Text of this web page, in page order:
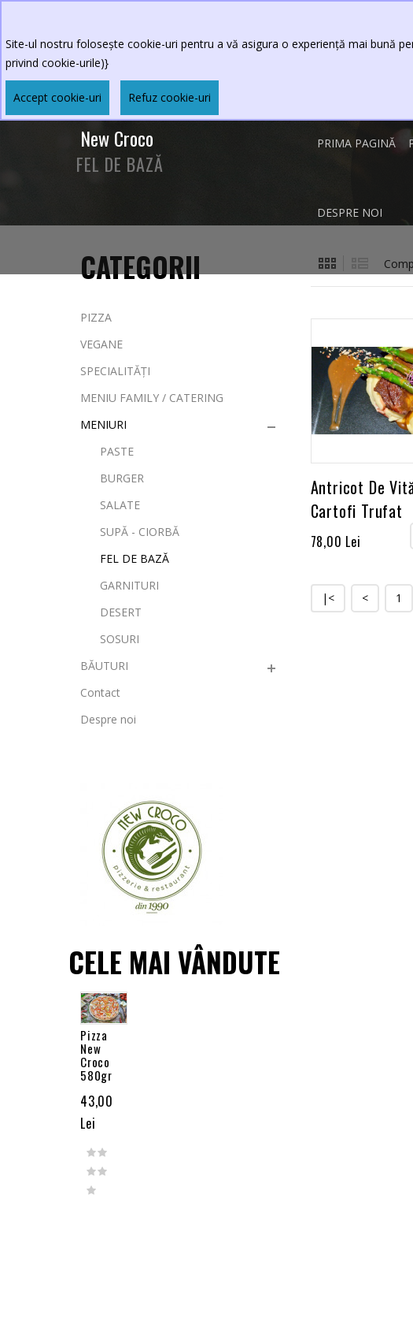
Site-ul nostru folosește cookie-uri pentru a vă asigura o experiență mai bună
privind cookie-urile)}
Accept cookie-uri Refuz cookie-uri
New Croco PRIMA PAGINĂ
DESPRE NOI
FEL DE BAZĂ
CATEGORII
PIZZA
VEGANE
SPECIALITĂȚI
MENIU FAMILY / CATERING
MENIURI
PASTE
BURGER
SALATE
SUPĂ - CIORBĂ
FEL DE BAZĂ
GARNITURI
DESERT
SOSURI
BĂUTURI
Contact
Despre noi
CELE MAI VÂNDUTE
Pizza
New
Croco
580gr
43,00
Lei
Antricot De
Cartofi Trufat
78,00 Lei
|< < 1